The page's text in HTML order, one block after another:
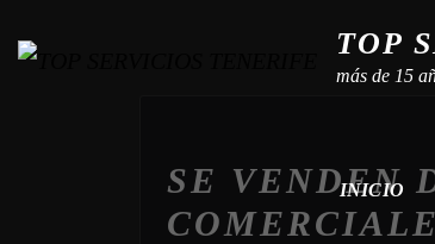
TOP
más de 15
INICIO
SE VENDEN